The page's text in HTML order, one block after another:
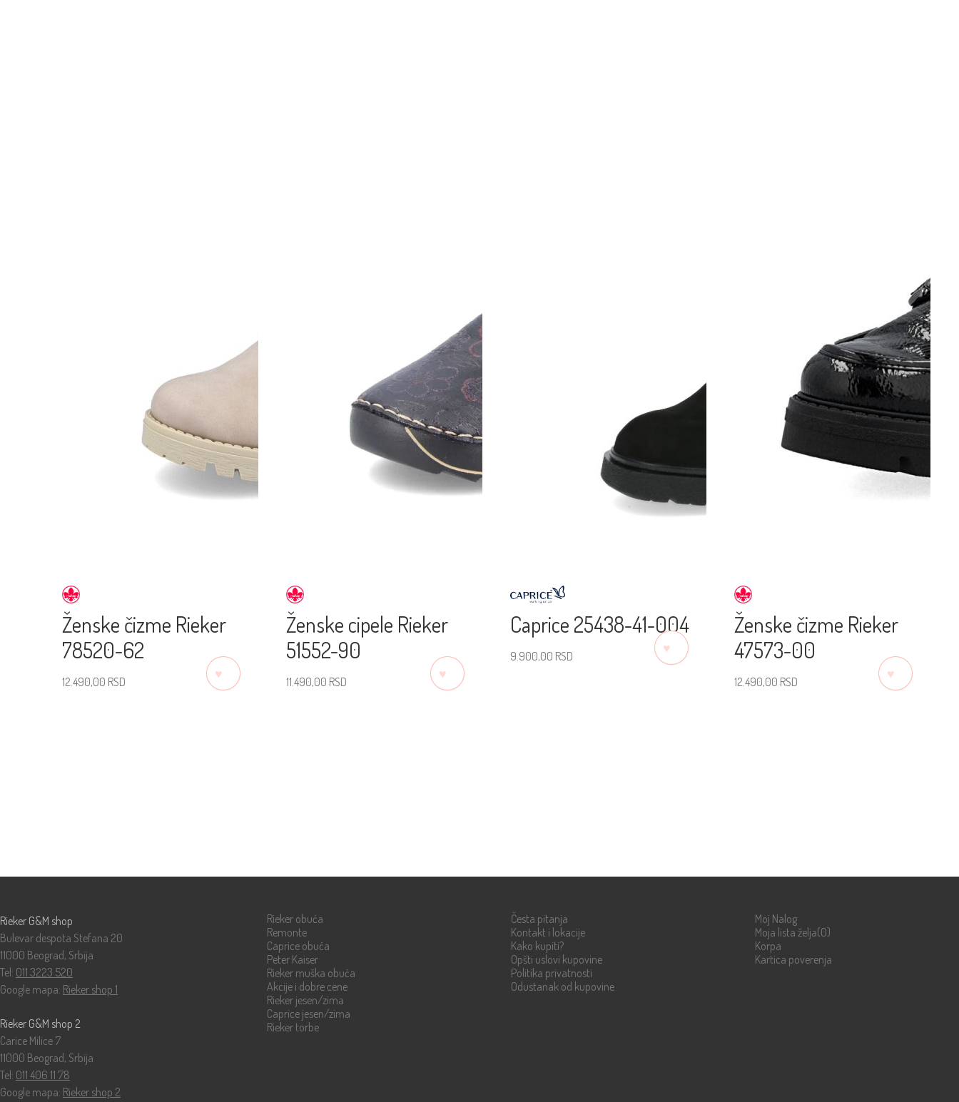
Ženske čizme Rieker
78520-62
12.490,00 RSD
Ženske cipele Rieker
51552-90
11.490,00 RSD
Caprice 25438-41-004
9.900,00 RSD
Ženske čizme Rieker
47573-00
12.490,00 RSD
Rieker G&M shop
Bulevar despota Stefana 20
11000 Beograd, Srbija
Tel: 011 3223 520
Google mapa: Rieker shop 1
Rieker G&M shop 2
Carice Milice 7
11000 Beograd, Srbija
Tel: 011 406 11 78
Google mapa: Rieker shop 2
Rieker obuća
Remonte
Caprice obuća
Peter Kaiser
Rieker muška obuća
Akcije i dobre cene
Rieker jesen/zima
Caprice jesen/zima
Rieker torbe
Česta pitanja
Kontakt i lokacije
Kako kupiti?
Opšti uslovi kupovine
Politika privatnosti
Odustanak od kupovine
Moj Nalog
Moja lista želja(0)
Korpa
Kartica poverenja